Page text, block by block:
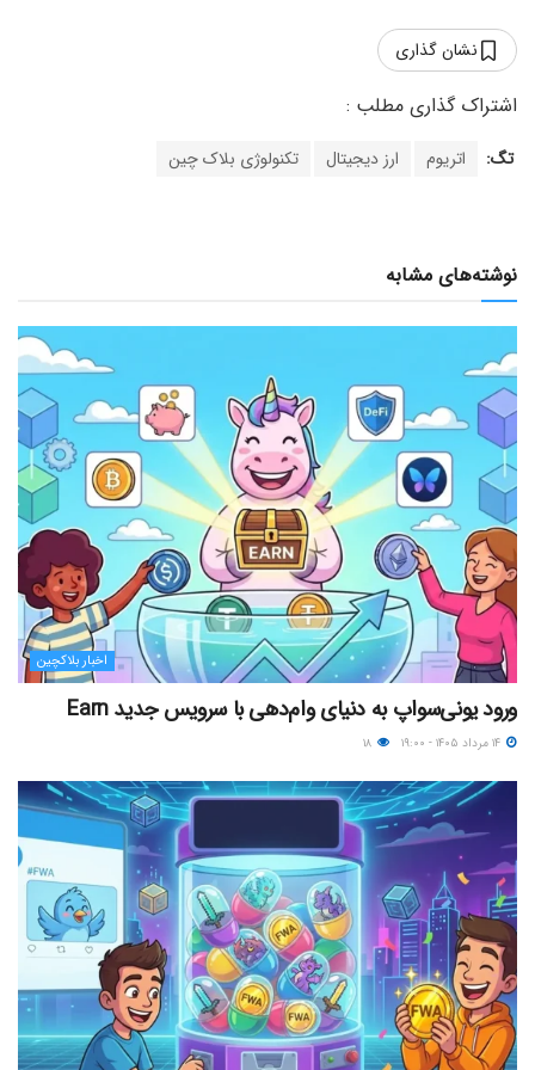
نشان گذاری
تگ: اتریوم ارز دیجیتال تکنولوژی بلاک چین
نوشته‌های مشابه
اخبار بلاکچین
ورود یونی‌سواپ به دنیای وام‌دهی با سرویس جدید Earn